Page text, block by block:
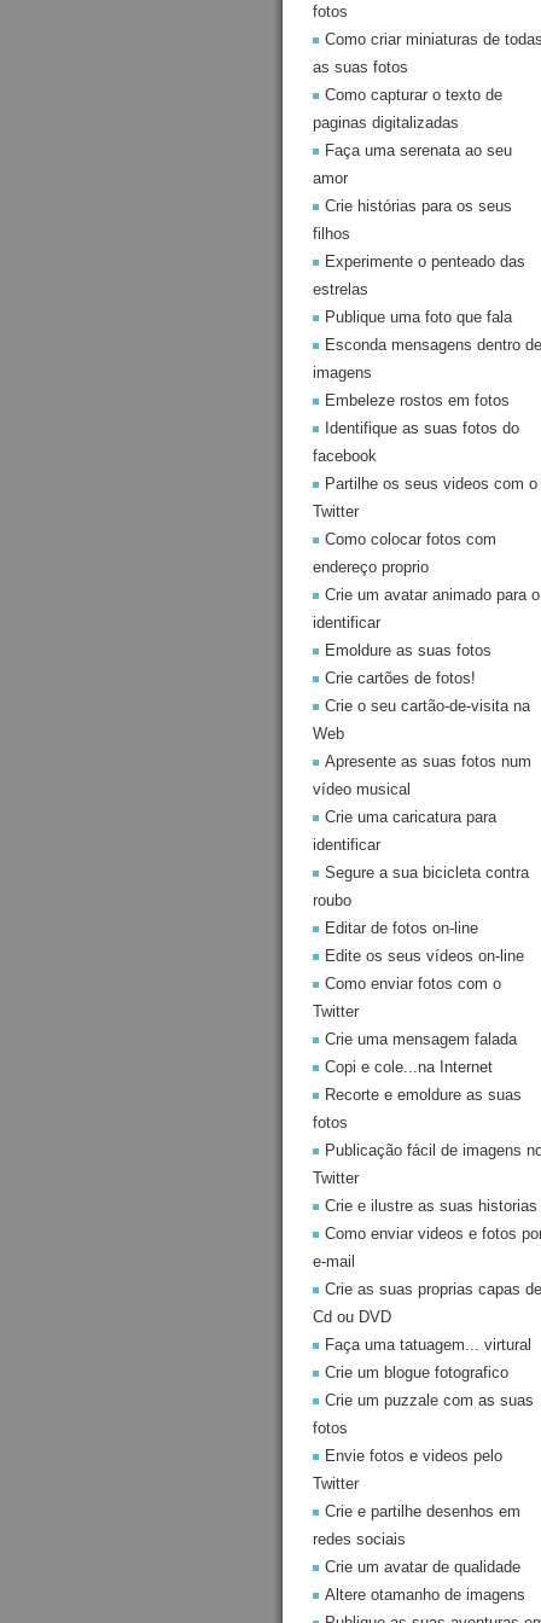
fotos
Como criar miniaturas de
as suas fotos
Como capturar o texto de
paginas digitalizadas
Faça uma serenata ao seu
amor
Crie histórias para os seus
filhos
Experimente o penteado das
estrelas
Publique uma foto que fala
Esconda mensagens dentro de
imagens
Embeleze rostos em fotos
Identifique as suas fotos do
facebook
Partilhe os seus videos com o
Twitter
Como colocar fotos com
endereço proprio
Crie um avatar animado para o
identificar
Emoldure as suas fotos
Crie cartões de fotos!
Crie o seu cartão-de-visita na
Web
Apresente as suas fotos num
vídeo musical
Crie uma caricatura para
identificar
Segure a sua bicicleta contra
roubo
Editar de fotos on-line
Edite os seus vídeos on-line
Como enviar fotos com o
Twitter
Crie uma mensagem falada
Copi e cole...na Internet
Recorte e emoldure as suas
fotos
Publicação fácil de imagens
Twitter
Crie e ilustre as suas historias
Como enviar videos e fotos
e-mail
Crie as suas proprias capas de
Cd ou DVD
Faça uma tatuagem... virtural
Crie um blogue fotografico
Crie um puzzale com as suas
fotos
Envie fotos e videos pelo
Twitter
Crie e partilhe desenhos em
redes sociais
Crie um avatar de qualidade
Altere otamanho de imagens